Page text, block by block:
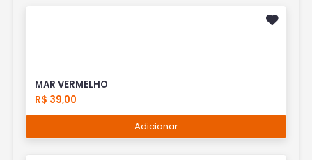
MAR VERMELHO
R$ 39,00
Adicionar